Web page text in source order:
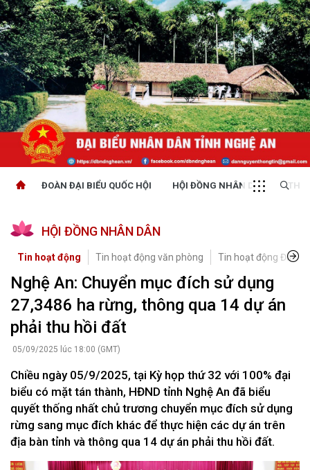
ĐOÀN ĐẠI BIỂU QUỐC HỘI HỘI ĐỒNG NHÂN DÂN
HỘI ĐỒNG NHÂN DÂN
Tin hoạt động Tin hoạt động văn phòng Tin hoạt động Đảng,
Nghệ An: Chuyển mục đích sử dụng
27,3486 ha rừng, thông qua 14 dự án
phải thu hồi đất
05/09/2025 lúc 18:00 (GMT)
Chiều ngày 05/9/2025, tại Kỳ họp thứ 32 với 100% đại
biểu có mặt tán thành, HĐND tỉnh Nghệ An đã biểu
quyết thống nhất chủ trương chuyển mục đích sử dụng
rừng sang mục đích khác để thực hiện các dự án trên
địa bàn tỉnh và thông qua 14 dự án phải thu hồi đất.